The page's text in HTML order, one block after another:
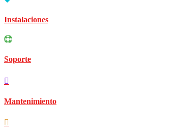
Instalaciones
Soporte
Mantenimiento